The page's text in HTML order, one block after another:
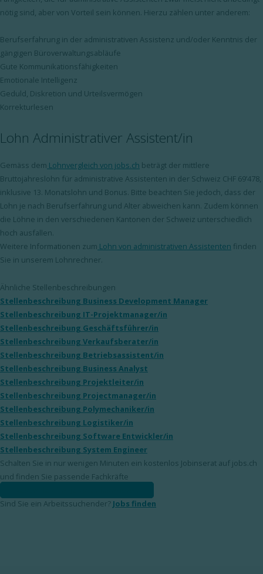
nötig sind, aber von Vorteil sein können. Hierzu zählen unter anderem:
Berufserfahrung in der administrativen Assistenz und/oder Kenntnis der
gängigen Büroverwaltungsabläufe
Gute Kommunikationsfähigkeiten
Emotionale Intelligenz
Geduld, Diskretion und Urteilsvermögen
Korrekturlesen
Lohn Administrativer Assistent/in
Gemäss dem Lohnvergleich von jobs.ch beträgt der mittlere
Bruttojahreslohn für administrative Assistenten in der Schweiz CHF 69’478,
inklusive 13. Monatslohn und Bonus. Bitte beachten Sie jedoch, dass der
Lohn je nach Berufserfahrung und Alter abweichen kann. Zudem können
die Löhne in den verschiedenen Kantonen der Schweiz unterschiedlich
hoch ausfallen.
Weitere Informationen zum Lohn von administrativen Assistenten finden
Sie in unserem Lohnrechner.
Ähnliche Stellenbeschreibungen
Stellenbeschreibung Business Development Manager
Stellenbeschreibung IT-Projektmanager/in
Stellenbeschreibung Geschäftsführer/in
Stellenbeschreibung Verkaufsberater/in
Stellenbeschreibung Betriebsassistent/in
Stellenbeschreibung Business Analyst
Stellenbeschreibung Projektleiter/in
Stellenbeschreibung Projectmanager/in
Stellenbeschreibung Polymechaniker/in
Stellenbeschreibung Logistiker/in
Stellenbeschreibung Software Entwickler/in
Stellenbeschreibung System Engineer
Schalten Sie in nur wenigen Minuten ein kostenlos Jobinserat auf jobs.ch
und finden Sie passende Fachkräfte
Sind Sie ein Arbeitssuchender? Jobs finden